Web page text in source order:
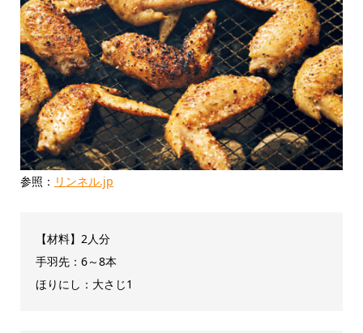
参照： リンネル.jp
【材料】2人分
手羽先：6～8本
ほりにし：大さじ1